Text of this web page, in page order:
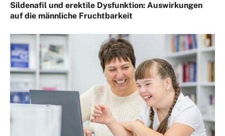
Sildenafil und erektile Dysfunktion: Auswirkungen
auf die männliche Fruchtbarkeit